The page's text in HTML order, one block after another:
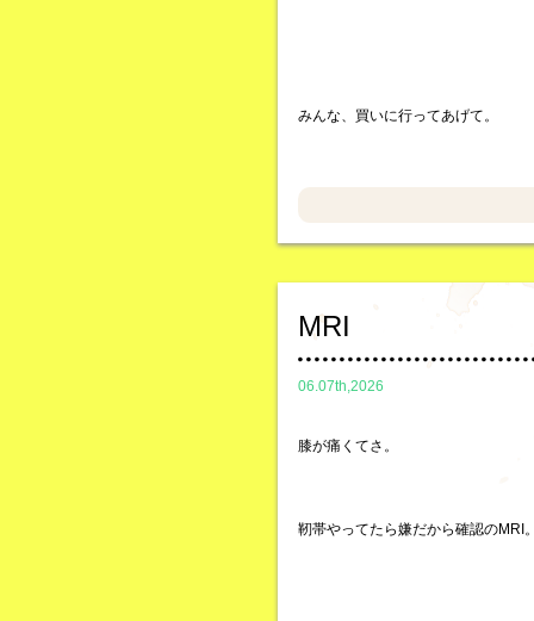
みんな、買いに行ってあげて。
MRI
06.07th,2026
膝が痛くてさ。
靭帯やってたら嫌だから確認のMRI